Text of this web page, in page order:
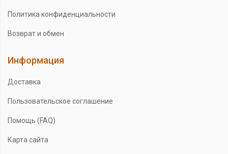
Политика конфиденциальности
Возврат и обмен
Информация
Доставка
Пользовательское соглашение
Помощь (FAQ)
Карта сайта